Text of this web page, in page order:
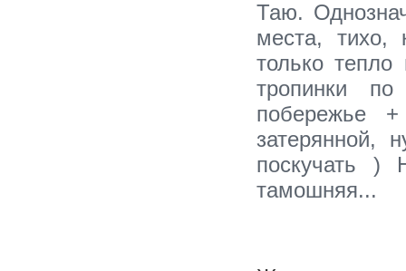
Таю.
места, тихо,
только
тропинки
побережье
затерянной,
поскучать )
тамошняя...